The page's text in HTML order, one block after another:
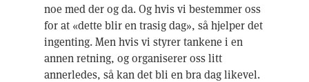
noe med der og da. Og hvis vi bestemmer oss
for at «dette blir en trasig dag», så hjelper det
ingenting. Men hvis vi styrer tankene i en
annen retning, og organiserer oss litt
annerledes, så kan det bli en bra dag likevel.